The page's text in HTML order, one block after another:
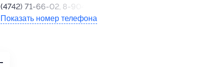
(4742) 71-66-02, 8-904-282-66-02
Показать номер телефона